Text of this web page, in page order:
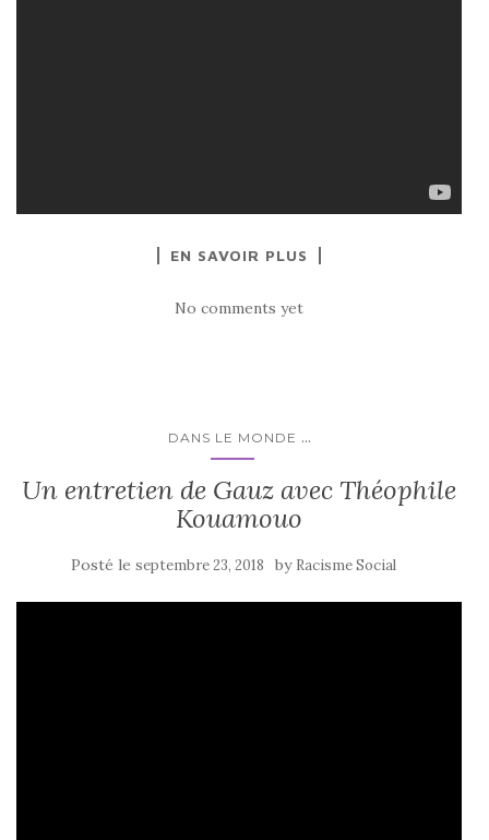
EN SAVOIR PLUS
No comments yet
DANS LE MONDE ...
Un entretien de Gauz avec Théophile
Kouamouo
Posté le septembre 23, 2018 by Racisme Social